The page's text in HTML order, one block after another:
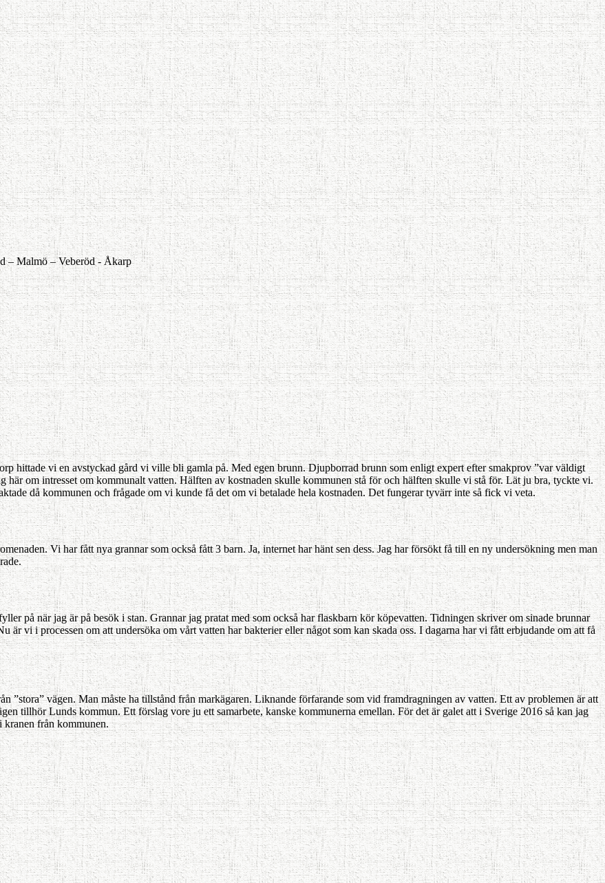
–Malmö –Veberöd - Åkarp
hittade vi en avstyckad gård vi ville bli gamla på. Med egen brunn. Djupborrad brunn som enligt expert efter smakprov ”var väldigt
här om intresset om kommunalt vatten. Hälften av kostnaden skulle kommunen stå för och hälften skulle vi stå för. Lät ju bra, tyckte vi.
då kommunen och frågade om vi kunde få det om vi betalade hela kostnaden. Det fungerar tyvärr inte så fick vi veta.
Vi har fått nya grannar som också fått 3 barn. Ja, internet har hänt sen dess. Jag har försökt få till en ny undersökning men man
på när jag är på besök i stan. Grannar jag pratat med som också har flaskbarn kör köpevatten. Tidningen skriver om sinade brunnar
är vi i processen om att undersöka om vårt vatten har bakterier eller något som kan skada oss. I dagarna har vi fått erbjudande om att få
”stora” vägen. Man måste ha tillstånd från markägaren. Liknande förfarande som vid framdragningen av vatten. Ett av problemen är att
tillhör Lunds kommun. Ett förslag vore ju ett samarbete, kanske kommunerna emellan. För det är galet att i Sverige 2016 så kan jag
kranen från kommunen.